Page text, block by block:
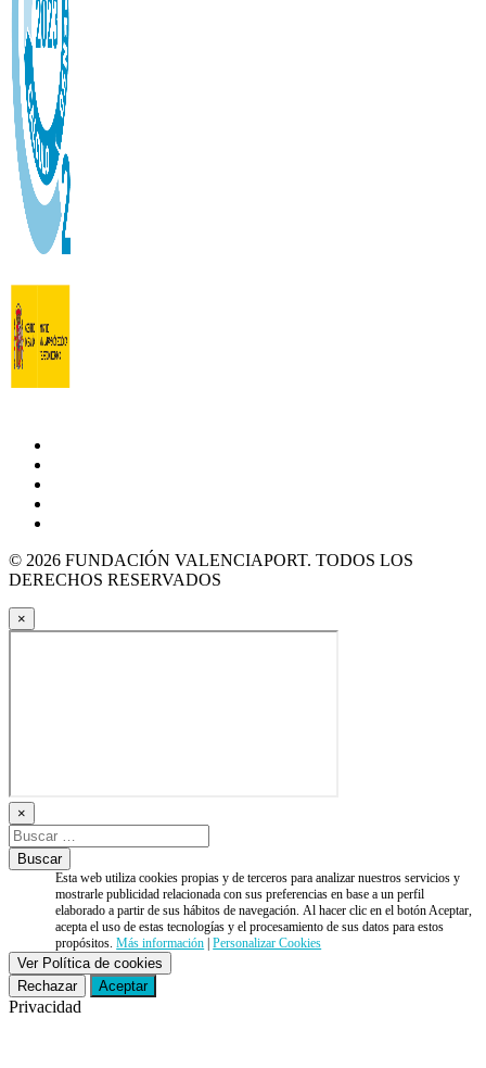
© 2026 FUNDACIÓN VALENCIAPORT. TODOS LOS
DERECHOS RESERVADOS
×
×
Esta web utiliza cookies propias y de terceros para analizar nuestros servicios y
mostrarle publicidad relacionada con sus preferencias en base a un perfil
elaborado a partir de sus hábitos de navegación. Al hacer clic en el botón Aceptar,
acepta el uso de estas tecnologías y el procesamiento de sus datos para estos
propósitos.Más información |Personalizar Cookies
Ver Política de cookies
Rechazar
Aceptar
Privacidad